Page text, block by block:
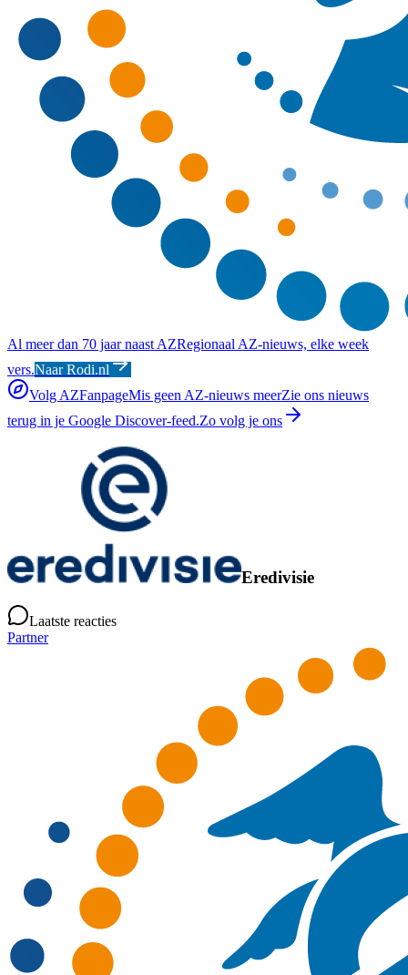
Al meer dan 70 jaar naast AZRegionaal AZ-nieuws, elke week
vers.Naar Rodi.nl
Volg AZFanpageMis geen AZ-nieuws meerZie ons nieuws
terug in je Google Discover-feed.Zo volg je ons
Eredivisie
Laatste reacties
Partner